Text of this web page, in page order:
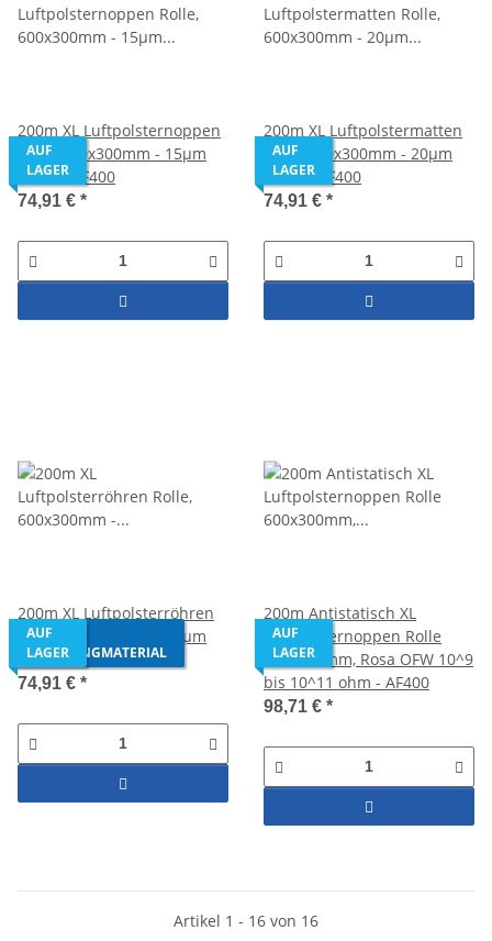
AUF
LAGER
200m XL Luftpolsternoppen
Rolle, 600x300mm - 15µm
HDPE - AF400
74,91 € *
AUF
LAGER
200m XL Luftpolstermatten
Rolle, 600x300mm - 20µm
HDPE - AF400
74,91 € *
AUS 50%
RECYCLINGMATERIAL
AUF
LAGER
200m XL Luftpolsterröhren
Rolle, 600x300mm - 20µm
HDPE - AF400
74,91 € *
AUF
LAGER
200m Antistatisch XL
Luftpolsternoppen Rolle
600x300mm, Rosa OFW 10^9
bis 10^11 ohm - AF400
98,71 € *
Artikel 1 - 16 von 16